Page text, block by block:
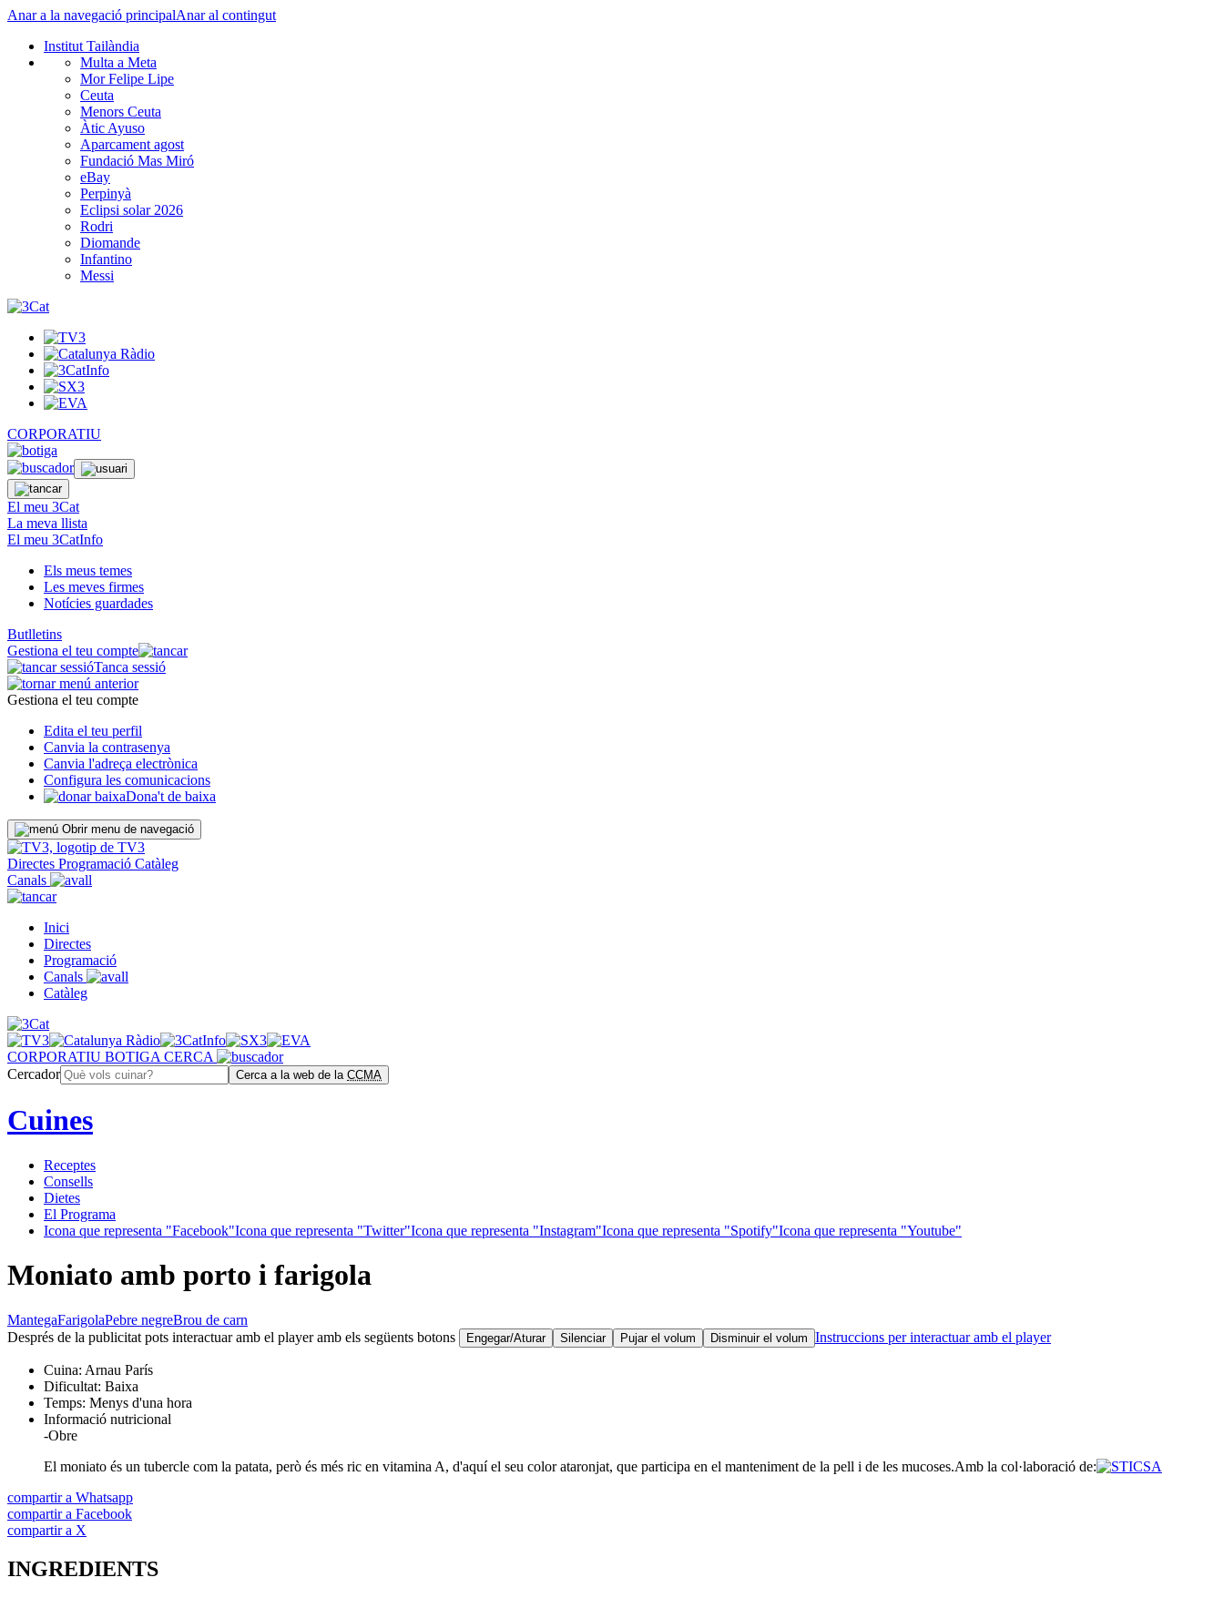
Anar a la navegació principalAnar al contingut
Institut Tailàndia
Multa a Meta
Mor Felipe Lipe
Ceuta
Menors Ceuta
Àtic Ayuso
Aparcament agost
Fundació Mas Miró
eBay
Perpinyà
Eclipsi solar 2026
Rodri
Diomande
Infantino
Messi
CORPORATIU
El meu 3Cat
La meva llista
El meu 3CatInfo
Els meus temes
Les meves firmes
Notícies guardades
Butlletins
Gestiona el teu compte
Tanca sessió
Gestiona el teu compte
Edita el teu perfil
Canvia la contrasenya
Canvia l'adreça electrònica
Configura les comunicacions
Dona't de baixa
Obrir menu de navegació
Directes Programació Catàleg
Canals
Inici
Directes
Programació
Canals
Catàleg
CORPORATIU BOTIGA CERCA
Cercador
Cerca a la web de la CCMA
Cuines
Receptes
Consells
Dietes
El Programa
Icona que representa "Facebook"Icona que representa "Twitter"Icona que representa "Instagram"Icona que representa "Spotify"Icona que representa "Youtube"
Moniato amb porto i farigola
MantegaFarigolaPebre negreBrou de carn
Després de la publicitat pots interactuar amb el player amb els següents botons
Engegar/Aturar Silenciar Pujar el volum Disminuir el volum Instruccions per interactuar amb el player
Cuina: Arnau París
Dificultat: Baixa
Temps: Menys d'una hora
Informació nutricional
-Obre
El moniato és un tubercle com la patata, però és més ric en vitamina A, d'aquí el seu color ataronjat, que participa en el manteniment de la pell i de les mucoses.Amb la col·laboració de:
compartir a Whatsapp
compartir a Facebook
compartir a X
INGREDIENTS